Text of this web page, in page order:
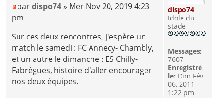
pardispo74 » Mer Nov 20, 2019 4:23
pm
Sur ces deux rencontres, j'espère un
match le samedi : FC Annecy- Chambly,
et un autre le dimanche : ES Chilly-
Fabrègues, histoire d'aller encourager
nos deux équipes.
dispo74
Idole du
stade
Messages:
7607
Enregistré
le: Dim Fév
06, 2011
1:22 pm